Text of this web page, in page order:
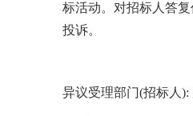
标活动。对招标人答
投诉。
异议受理部门(招标人):